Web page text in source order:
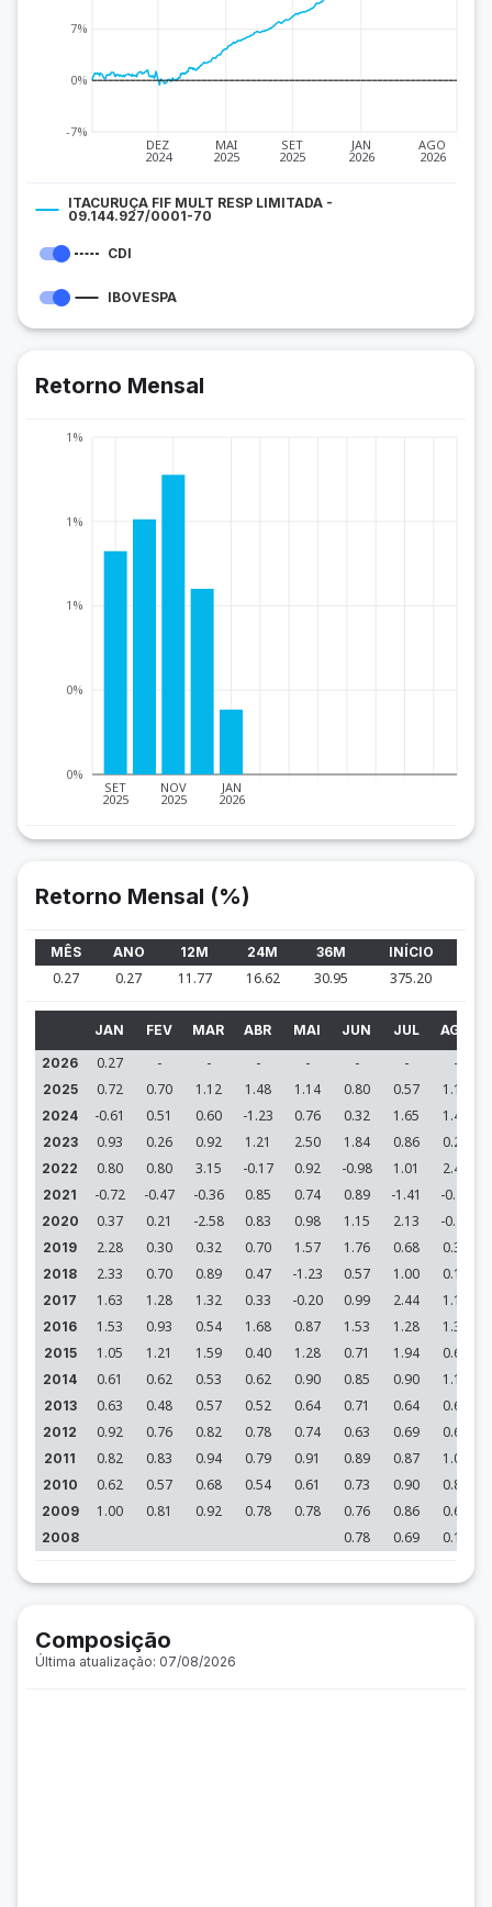
DEZ
2024
MAI
2025
SET
2025
JAN
2026
AGO
2026
-7%
0%
7%
ITACURUÇA FIF MULT RESP LIMITADA -
09.144.927/0001-70
CDI
IBOVESPA
Retorno Mensal
SET
2025
NOV
2025
JAN
2026
0%
0%
1%
1%
1%
Retorno Mensal (%)
MÊS ANO 12M 24M 36M INÍCIO
0.27 0.27 11.77 16.62 30.95 375.20
JAN FEV MAR ABR MAI JUN JUL AGO
2026
0.27 - - - - - - -
2025 0.72 0.70 1.12 1.48 1.14 0.80 0.57 1.11
2024 -0.61 0.51 0.60 -1.23 0.76 0.32 1.65 1.47
2023 0.93 0.26 0.92 1.21 2.50 1.84 0.86 0.20
2022 0.80 0.80 3.15 -0.17 0.92 -0.98 1.01 2.44
2021 -0.72 -0.47 -0.36 0.85 0.74 0.89 -1.41 -0.44
2020 0.37 0.21 -2.58 0.83 0.98 1.15 2.13 -0.15
2019 2.28 0.30 0.32 0.70 1.57 1.76 0.68 0.35
2018 2.33 0.70 0.89 0.47 -1.23 0.57 1.00 0.17
2017 1.63 1.28 1.32 0.33 -0.20 0.99 2.44 1.19
2016 1.53 0.93 0.54 1.68 0.87 1.53 1.28 1.36
2015 1.05 1.21 1.59 0.40 1.28 0.71 1.94 0.60
2014 0.61 0.62 0.53 0.62 0.90 0.85 0.90 1.19
2013 0.63 0.48 0.57 0.52 0.64 0.71 0.64 0.64
2012 0.92 0.76 0.82 0.78 0.74 0.63 0.69 0.66
2011 0.82 0.83 0.94 0.79 0.91 0.89 0.87 1.08
2010 0.62 0.57 0.68 0.54 0.61 0.73 0.90 0.89
2009 1.00 0.81 0.92 0.78 0.78 0.76 0.86 0.67
2008 0.78 0.69 0.16
Composição
Última atualização: 07/08/2026